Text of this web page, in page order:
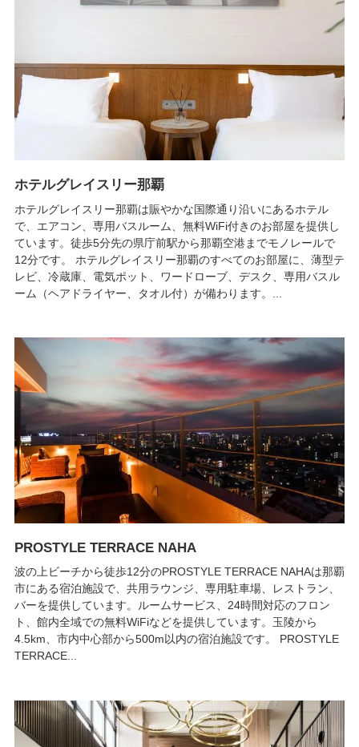
ホテルグレイスリー那覇
ホテルグレイスリー那覇は賑やかな国際通り沿いにあるホテル
で、エアコン、専用バスルーム、無料WiFi付きのお部屋を提供し
ています。徒歩5分先の県庁前駅から那覇空港までモノレールで
12分です。 ホテルグレイスリー那覇のすべてのお部屋に、薄型テ
レビ、冷蔵庫、電気ポット、ワードローブ、デスク、専用バスル
ーム（ヘアドライヤー、タオル付）が備わります。...
PROSTYLE TERRACE NAHA
波の上ビーチから徒歩12分のPROSTYLE TERRACE NAHAは那覇
市にある宿泊施設で、共用ラウンジ、専用駐車場、レストラン、
バーを提供しています。ルームサービス、24時間対応のフロン
ト、館内全域での無料WiFiなどを提供しています。玉陵から
4.5km、市内中心部から500m以内の宿泊施設です。 PROSTYLE
TERRACE...